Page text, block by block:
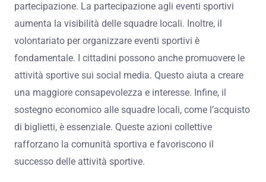
partecipazione. La partecipazione agli eventi sportivi
aumenta la visibilità delle squadre locali. Inoltre, il
volontariato per organizzare eventi sportivi è
fondamentale. I cittadini possono anche promuovere le
attività sportive sui social media. Questo aiuta a creare
una maggiore consapevolezza e interesse. Infine, il
sostegno economico alle squadre locali, come l’acquisto
di biglietti, è essenziale. Queste azioni collettive
rafforzano la comunità sportiva e favoriscono il
successo delle attività sportive.